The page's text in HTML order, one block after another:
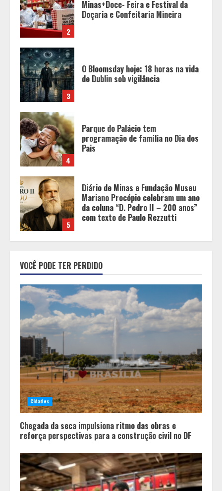
3
O Bloomsday hoje: 18 horas na vida
de Dublin sob vigilância
4
Parque do Palácio tem
programação de família no Dia dos
Pais
5
Diário de Minas e Fundação Museu
Mariano Procópio celebram um ano
da coluna “D. Pedro II – 200 anos”
com texto de Paulo Rezzutti
1
Chegada da seca impulsiona ritmo
das obras e reforça perspectivas
para a construção civil no DF
Minas+Doce- Feira e Festival da
Doçaria e Confeitaria Mineira
3
O Bloomsday hoje: 18 horas na vida
de Dublin sob vigilância
Parque do Palácio tem
programação de família no Dia dos
Pais
VOCÊ PODE TER PERDIDO
Cidades
Chegada da seca impulsiona ritmo das obras e
reforça perspectivas para a construção civil no DF